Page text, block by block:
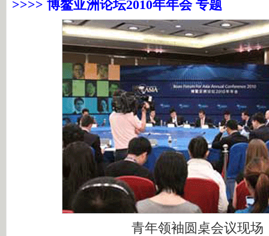
>>>> 博鳌亚洲论坛2010年年会 专题
青年领袖圆桌会议现场